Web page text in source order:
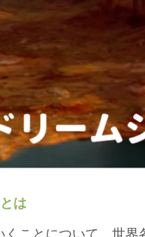
は
ことについて、世界